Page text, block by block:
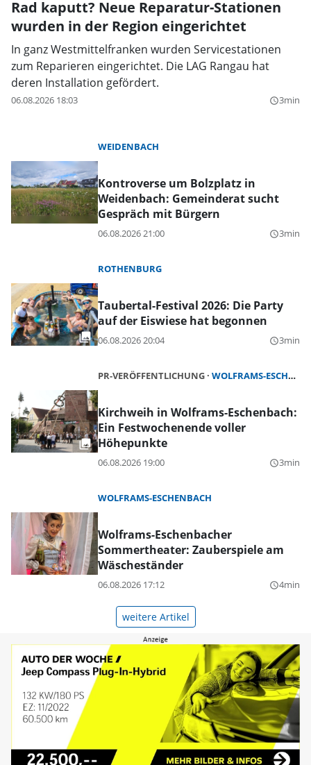
Rad kaputt? Neue Reparatur-Stationen
wurden in der Region eingerichtet
In ganz Westmittelfranken wurden Servicestationen
zum Reparieren eingerichtet. Die LAG Rangau hat
deren Installation gefördert.
06.08.2026 18:03 query_builder3min
WEIDENBACH
Kontroverse um Bolzplatz in
Weidenbach: Gemeinderat sucht
Gespräch mit Bürgern
06.08.2026 21:00 query_builder3min
ROTHENBURG
Taubertal-Festival 2026: Die Party
auf der Eiswiese hat begonnen
06.08.2026 20:04 query_builder3min
PR-VERÖFFENTLICHUNG WOLFRAMS-ESCHENBACH
Kirchweih in Wolframs-Eschenbach:
Ein Festwochenende voller
Höhepunkte
06.08.2026 19:00 query_builder3min
WOLFRAMS-ESCHENBACH
Wolframs-Eschenbacher
Sommertheater: Zauberspiele am
Wäscheständer
06.08.2026 17:12 query_builder4min
weitere Artikel